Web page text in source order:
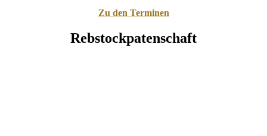
Zu den Terminen
Rebstockpatenschaft